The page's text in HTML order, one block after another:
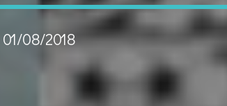
01/08/2018